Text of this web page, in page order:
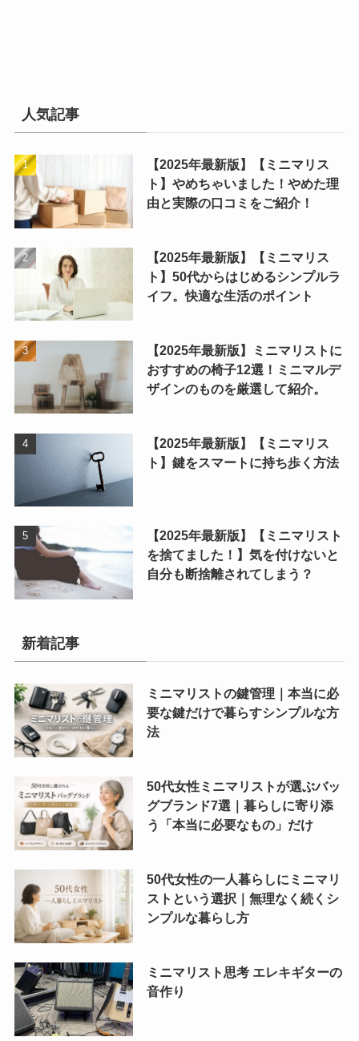
人気記事
【2025年最新版】【ミニマリス
ト】やめちゃいました！やめた理
由と実際の口コミをご紹介！
【2025年最新版】【ミニマリス
ト】50代からはじめるシンプルラ
イフ。快適な生活のポイント
【2025年最新版】ミニマリストに
おすすめの椅子12選！ミニマルデ
ザインのものを厳選して紹介。
【2025年最新版】【ミニマリス
ト】鍵をスマートに持ち歩く方法
【2025年最新版】【ミニマリスト
を捨てました！】気を付けないと
自分も断捨離されてしまう？
新着記事
ミニマリストの鍵管理｜本当に必
要な鍵だけで暮らすシンプルな方
法
50代女性ミニマリストが選ぶバッ
グブランド7選｜暮らしに寄り添
う「本当に必要なもの」だけ
50代女性の一人暮らしにミニマリ
ストという選択｜無理なく続くシ
ンプルな暮らし方
ミニマリスト思考 エレキギターの
音作り